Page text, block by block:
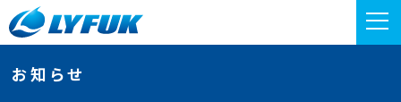
お知らせ